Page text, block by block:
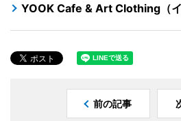
YOOK Cafe & Art Clothing（イ
前の記事